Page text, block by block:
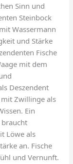
Sinn und
Steinbock
Wassermann
und Stärke
Fische
mit dem
Deszendent
mit Zwillinge als
Ein
braucht
Löwe als
an. Fische
und Vernunft.